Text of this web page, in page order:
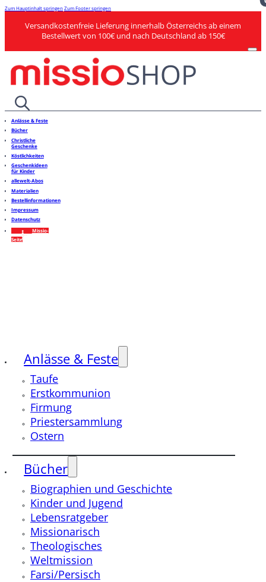
Zum Hauptinhalt springenZum Footer springen
Versandkostenfreie Lieferung innerhalb Österreichs ab einem
Bestellwert von 100€ und nach Deutschland ab 150€
Anlässe & Feste
Bücher
Christliche
Geschenke
Köstlichkeiten
Geschenkideen
für Kinder
allewelt-Abos
Materialien
Bestellinformationen
Impressum
Datenschutz
Missio-
Seite
Anlässe & Feste
Taufe
Erstkommunion
Firmung
Priestersammlung
Ostern
Bücher
Biographien und Geschichte
Kinder und Jugend
Lebensratgeber
Missionarisch
Theologisches
Weltmission
Farsi/Persisch